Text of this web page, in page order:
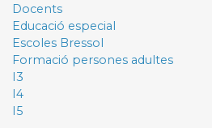
Docents
Educació especial
Escoles Bressol
Formació persones adultes
I3
I4
I5